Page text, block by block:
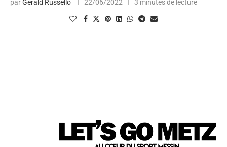
parGérald Russello 22/06/2022 3 minutes de lecture